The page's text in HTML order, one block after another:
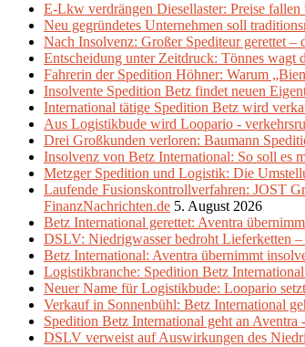
E-Lkw verdrängen Diesellaster: Preise
Neu gegründetes Unternehmen soll
Nach Insolvenz: Großer Spediteur gerettet
Entscheidung unter Zeitdruck: Tönnes wagt
Fahrerin der Spedition Höhner: Warum
Insolvente Spedition Betz findet neuen
International tätige Spedition Betz wird
Aus Logistikbude wird Loopario -
Drei Großkunden verloren: Baumann
Insolvenz von Betz International: So soll es
Metzger Spedition und Logistik: Die
Laufende Fusionskontrollverfahren: JOST
FinanzNachrichten.de 5. August 2026
Betz International gerettet: Aventra
DSLV: Niedrigwasser bedroht Lieferketten
Betz International: Aventra übernimmt
Logistikbranche: Spedition Betz
Neuer Name für Logistikbude: Loopario
Verkauf in Sonnenbühl: Betz International
Spedition Betz International geht an Aventra
DSLV verweist auf Auswirkungen des